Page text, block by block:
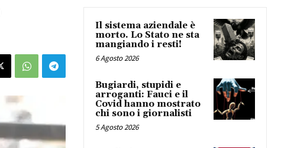
Il sistema aziendale è
morto. Lo Stato ne sta
mangiando i resti!
6 Agosto 2026
Bugiardi, stupidi e
arroganti: Fauci e il
Covid hanno mostrato
chi sono i giornalisti
5 Agosto 2026